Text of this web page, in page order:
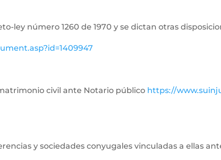
ley número 1260 de 1970 y se dictan otras
civil ante Notario público https://
y sociedades conyugales vinculadas a ellas